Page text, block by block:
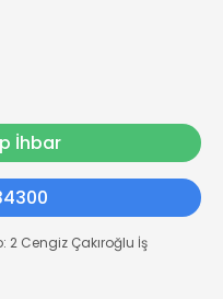
İhbar
2 Cengiz Çakıroğlu İş